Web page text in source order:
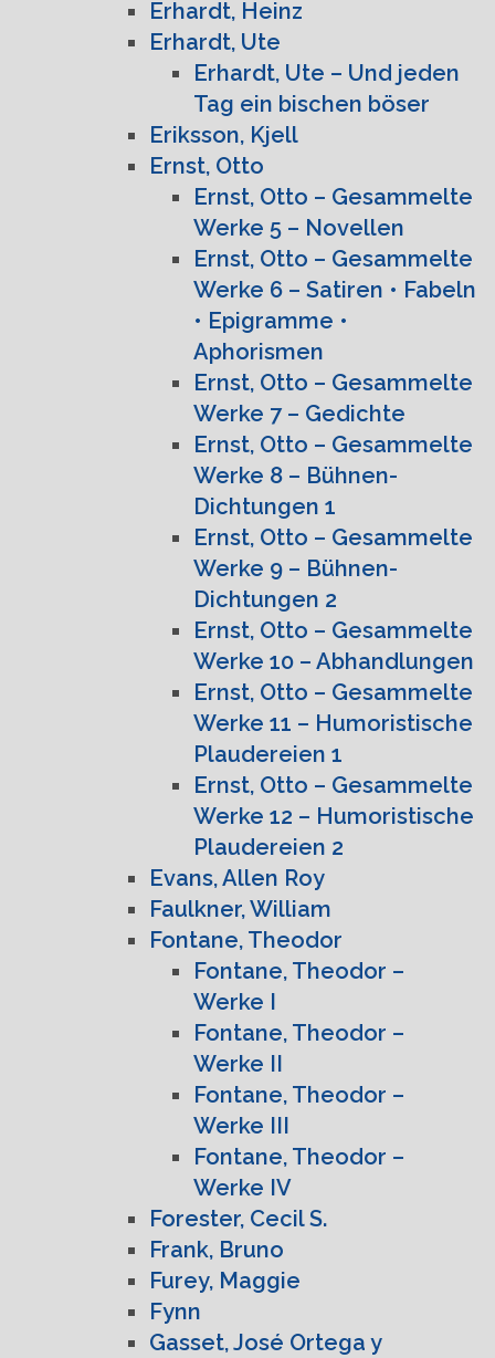
Erhardt, Heinz
Erhardt, Ute
Erhardt, Ute – Und jeden
Tag ein bischen böser
Eriksson, Kjell
Ernst, Otto
Ernst, Otto – Gesammelte
Werke 5 – Novellen
Ernst, Otto – Gesammelte
Werke 6 – Satiren • Fabeln
• Epigramme •
Aphorismen
Ernst, Otto – Gesammelte
Werke 7 – Gedichte
Ernst, Otto – Gesammelte
Werke 8 – Bühnen-
Dichtungen 1
Ernst, Otto – Gesammelte
Werke 9 – Bühnen-
Dichtungen 2
Ernst, Otto – Gesammelte
Werke 10 – Abhandlungen
Ernst, Otto – Gesammelte
Werke 11 – Humoristische
Plaudereien 1
Ernst, Otto – Gesammelte
Werke 12 – Humoristische
Plaudereien 2
Evans, Allen Roy
Faulkner, William
Fontane, Theodor
Fontane, Theodor –
Werke I
Fontane, Theodor –
Werke II
Fontane, Theodor –
Werke III
Fontane, Theodor –
Werke IV
Forester, Cecil S.
Frank, Bruno
Furey, Maggie
Fynn
Gasset, José Ortega y